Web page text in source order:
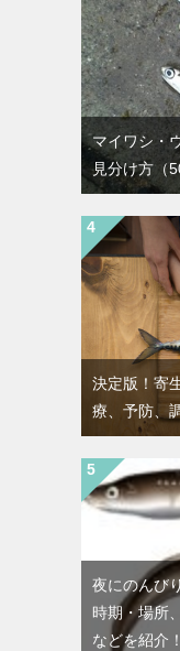
マイワシ・
見分け方 （
決定版！寄
療、予防、
夜にのんび
時期・場所
などを紹介！